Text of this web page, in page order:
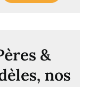
&
nos